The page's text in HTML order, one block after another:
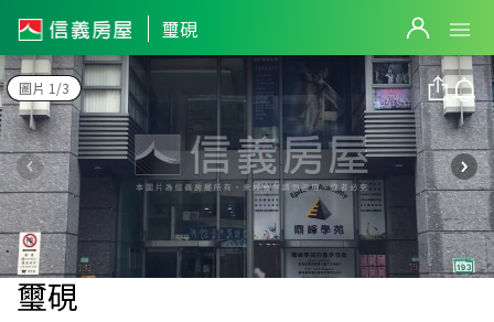
璽硯
圖片 1/3
璽硯